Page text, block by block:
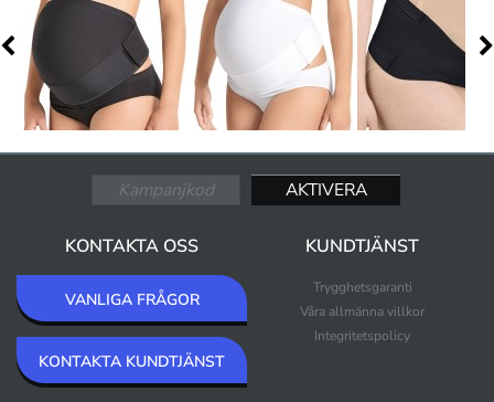
KONTAKTA OSS
VANLIGA FRÅGOR
KONTAKTA KUNDTJÄNST
KUNDTJÄNST
Trygghetsgaranti
Våra allmänna villkor
Integritetspolicy